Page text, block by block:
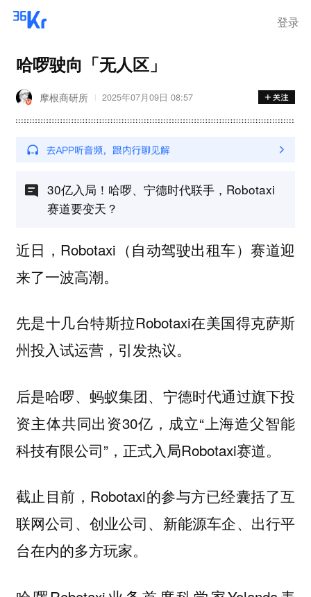
登录
哈啰驶向「无人区」
摩根商研所 2025年07月09日 08:57
30亿入局！哈啰、宁德时代联手，Robotaxi
赛道要变天？
近日，Robotaxi（自动驾驶出租车）赛道迎
来了一波高潮。
先是十几台特斯拉Robotaxi在美国得克萨斯
州投入试运营，引发热议。
后是哈啰、蚂蚁集团、宁德时代通过旗下投
资主体共同出资30亿，成立“上海造父智能
科技有限公司”，正式入局Robotaxi赛道。
截止目前，Robotaxi的参与方已经囊括了互
联网公司、创业公司、新能源车企、出行平
台在内的多方玩家。